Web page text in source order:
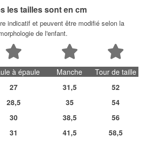
les tailles sont en cm
indicatif et peuvent être modifié selon la
de l'enfant.
à épaule
27
28,5
30
31
Manche
31,5
35
38,5
41,5
Tour de taille
52
54
56
58,5